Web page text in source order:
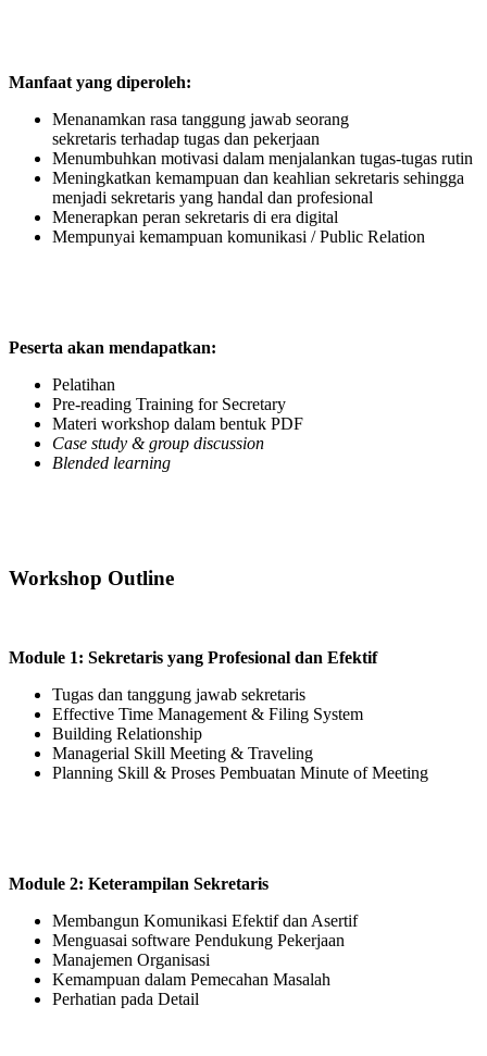
Manfaat yang diperoleh:
Menanamkan rasa tanggung jawab seorang
sekretaris terhadap tugas dan pekerjaan
Menumbuhkan motivasi dalam menjalankan tugas-tugas rutin
Meningkatkan kemampuan dan keahlian sekretaris sehingga
menjadi sekretaris yang handal dan profesional
Menerapkan peran sekretaris di era digital
Mempunyai kemampuan komunikasi / Public Relation
Peserta akan mendapatkan:
Pelatihan
Pre-reading Training for Secretary
Materi workshop dalam bentuk PDF
Case study & group discussion
Blended learning
Workshop Outline
Module 1: Sekretaris yang Profesional dan Efektif
Tugas dan tanggung jawab sekretaris
Effective Time Management & Filing System
Building Relationship
Managerial Skill Meeting & Traveling
Planning Skill & Proses Pembuatan Minute of Meeting
Module 2: Keterampilan Sekretaris
Membangun Komunikasi Efektif dan Asertif
Menguasai software Pendukung Pekerjaan
Manajemen Organisasi
Kemampuan dalam Pemecahan Masalah
Perhatian pada Detail